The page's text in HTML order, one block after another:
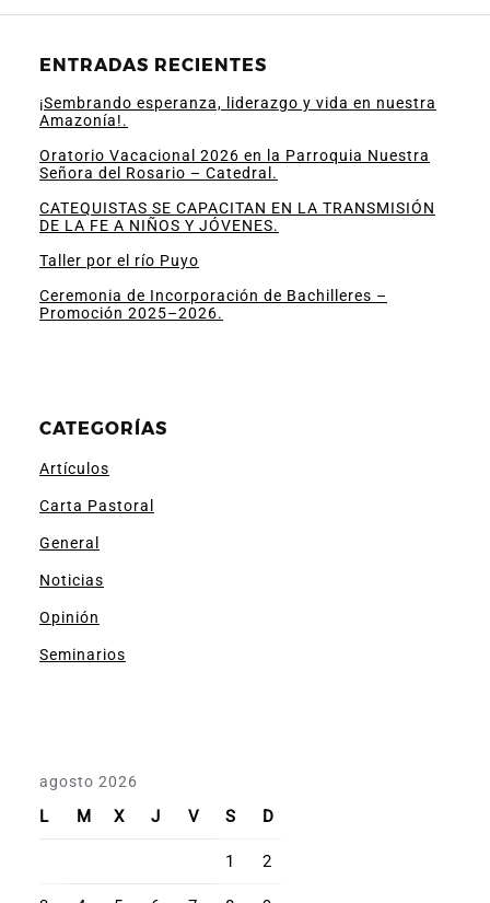
ENTRADAS RECIENTES
¡Sembrando esperanza, liderazgo y vida en nuestra
Amazonía!.
Oratorio Vacacional 2026 en la Parroquia Nuestra
Señora del Rosario – Catedral.
CATEQUISTAS SE CAPACITAN EN LA TRANSMISIÓN
DE LA FE A NIÑOS Y JÓVENES.
Taller por el río Puyo
Ceremonia de Incorporación de Bachilleres –
Promoción 2025–2026.
CATEGORÍAS
Artículos
Carta Pastoral
General
Noticias
Opinión
Seminarios
agosto 2026
L M X J V S D
1 2